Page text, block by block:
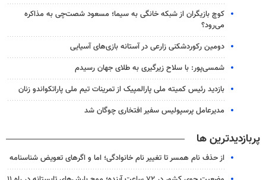
کوچ بازیگران از شبکه خانگی به سیما؛ مسعود شصت‌چی به مذاکره
می‌رود؟
دومین رکوردشکنی زارعی در آستانه بازی‌های آسیایی
شمسی‌پور: با سلاح زیرگیری به طلای جهان رسیدم
بازدید رئیس کمیته ملی پارالمپیک از تمرینات تیم ملی پاراتکواندو زنان
مدیرعامل پرسپولیس سفیر افتخاری چوگان شد
پربازدیدترین ها
از حذف نام همسر تا تغییر نام خانوادگی؛ اما و اگرهای تعویض شناسنامه